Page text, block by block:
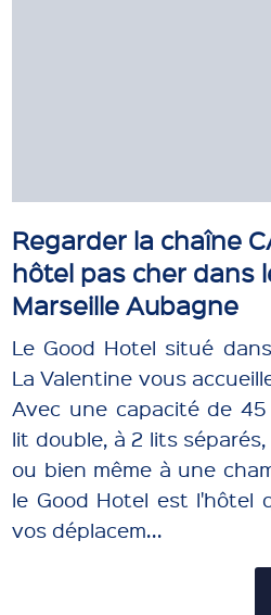
Regarder la chaîne
hôtel pas cher dans
Marseille Aubagne
Le Good Hotel situé
La Valentine vous
Avec une capacité de
lit double, à 2 lits
ou bien même à une
le Good Hotel est l'hôtel
vos déplacem...